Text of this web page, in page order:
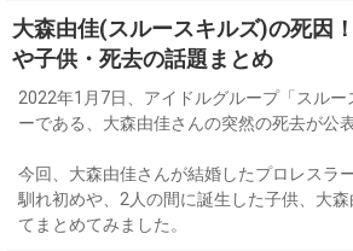
大森由佳(スルースキルズ)の死因
や子供・死去の話題まとめ
2022年1月7日、アイドルグループ「スル
ーである、大森由佳さんの突然の死去が公
今回、大森由佳さんが結婚したプロレスラ
馴れ初めや、2人の間に誕生した子供、大
てまとめてみました。